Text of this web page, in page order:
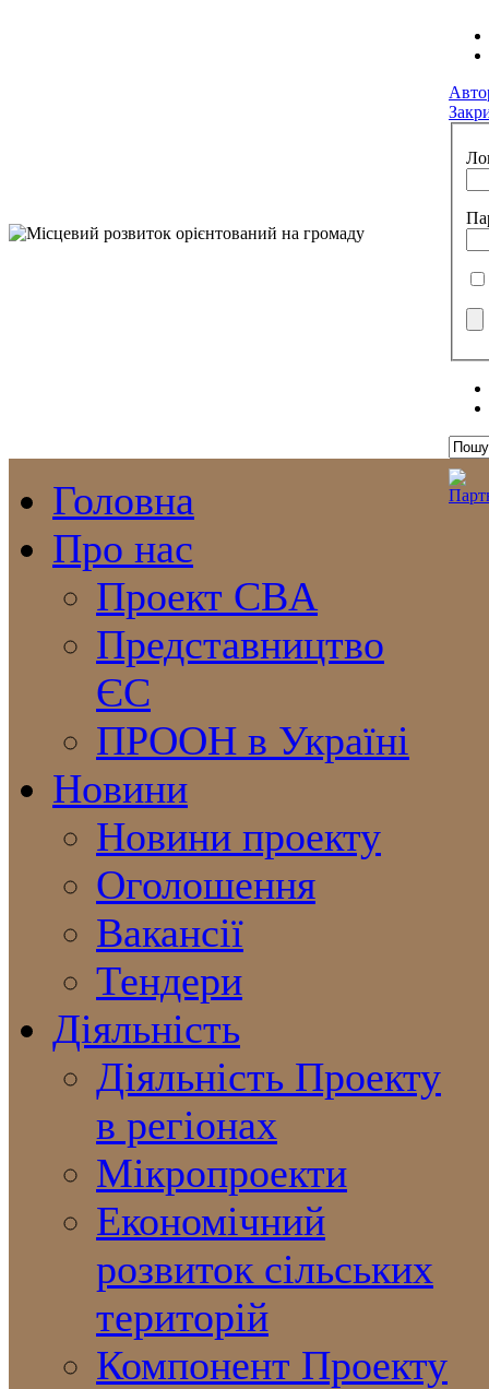
Головна
Про нас
Проект CBA
Представництво
ЄС
ПРООН в Україні
Новини
Новини проекту
Оголошення
Вакансії
Тендери
Діяльність
Діяльність Проекту
в регіонах
Мікропроекти
Економічний
розвиток сільських
територій
Компонент Проекту